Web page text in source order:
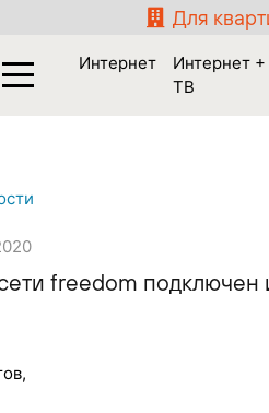
Для
freedom подключен
Интернет
Интернет +
ТВ